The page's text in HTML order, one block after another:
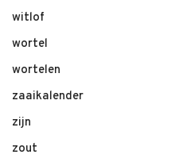
witlof
wortel
wortelen
zaaikalender
zijn
zout